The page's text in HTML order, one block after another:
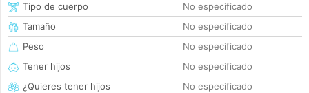
Tipo de cuerpo
No especificado
Tamaño
No especificado
Peso
No especificado
Tener hijos
No especificado
¿Quieres tener hijos
No especificado